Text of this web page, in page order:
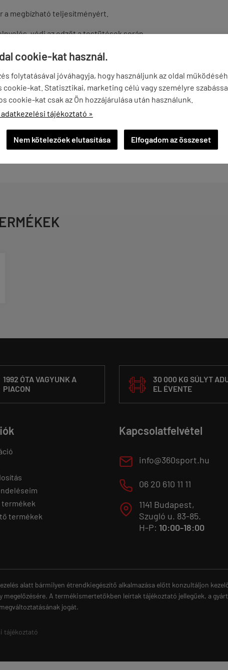
cookie-kat használ.
folytatásával jóváhagyja, hogy használjunk az oldal
cookie-kat. Statisztikai, marketing célú vagy személyre
cookie-kat csak az Ön hozzájárulása után használunk.
tájékoztató »
Nem kötelezőek elutasítása Elfogadom az összeset
a megbízható teljesítményért.
védi az edzőt a testütések során.
a stabil, személyre szabott illeszkedésért.
ellenállóság még intenzív edzések során is.
az edző mozgását.
alkalmas minden edzői helyzethez.
bármely edző számára, aki fejleszteni szeretné
1992 ÓTA VAGYUNK A
PIACON
30 000 KG SÚLYT
EL ÉVENTE
termékek
termékek
Kapcsolatfelvétel
E info@360sport.hu
M 06 20 610 11 11
T
1141 Budapest,
Szugló u. 83-85.
H-P: 10:00-18:00
alatt bármilyen étrendkiegészítő alkalmazása előtt konzultáljon
megelőzésére. A termékismertetőkben leírtak tájékoztató jellegűek, a
jogát.
tájékoztató